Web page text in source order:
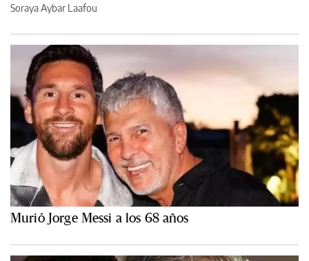
Soraya Aybar Laafou
Murió Jorge Messi a los 68 años